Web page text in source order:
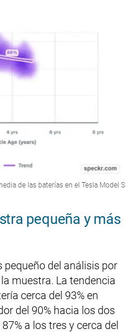
de las baterías en el Tesla Model S
pequeña y más
pequeño del análisis por
muestra. La tendencia
cerca del 93% en
del 90% hacia los dos
a los tres y cerca del